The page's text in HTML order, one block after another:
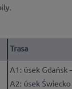
Trasa
A1: úsek Gdańsk
A2: úsek